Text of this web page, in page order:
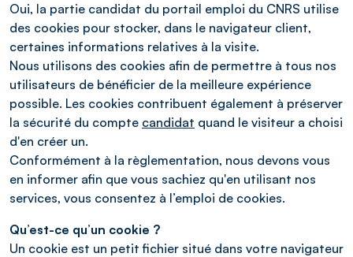
Oui, la partie candidat du portail emploi du CNRS utilise
des cookies pour stocker, dans le navigateur client,
certaines informations relatives à la visite.
Nous utilisons des cookies afin de permettre à tous nos
utilisateurs de bénéficier de la meilleure expérience
possible. Les cookies contribuent également à préserver
la sécurité du compte candidat quand le visiteur a choisi
d'en créer un.
Conformément à la règlementation, nous devons vous
en informer afin que vous sachiez qu'en utilisant nos
services, vous consentez à l’emploi de cookies.
Qu’est-ce qu’un cookie ?
Un cookie est un petit fichier situé dans votre navigateur